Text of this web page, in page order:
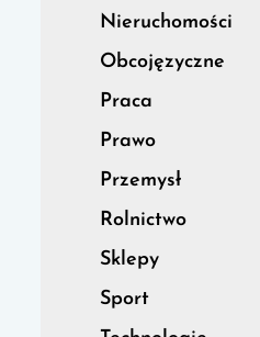
Nieruchomości
Obcojęzyczne
Praca
Prawo
Przemysł
Rolnictwo
Sklepy
Sport